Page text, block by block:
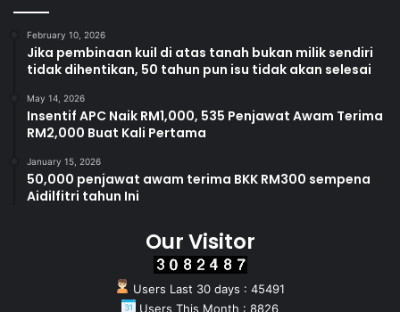
February 10, 2026
Jika pembinaan kuil di atas tanah bukan milik sendiri
tidak dihentikan, 50 tahun pun isu tidak akan selesai
May 14, 2026
Insentif APC Naik RM1,000, 535 Penjawat Awam Terima
RM2,000 Buat Kali Pertama
January 15, 2026
50,000 penjawat awam terima BKK RM300 sempena
Aidilfitri tahun Ini
Our Visitor
Users Last 30 days : 45491
Users This Month : 8826